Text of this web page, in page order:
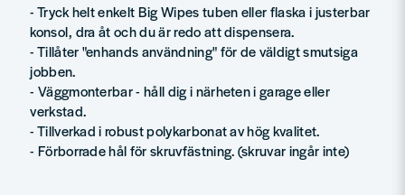
- Tryck helt enkelt Big Wipes tuben eller flaska i justerbar
konsol, dra åt och du är redo att dispensera.
- Tillåter "enhands användning" för de väldigt smutsiga
jobben.
- Väggmonterbar - håll dig i närheten i garage eller
verkstad.
- Tillverkad i robust polykarbonat av hög kvalitet.
- Förborrade hål för skruvfästning. (skruvar ingår inte)